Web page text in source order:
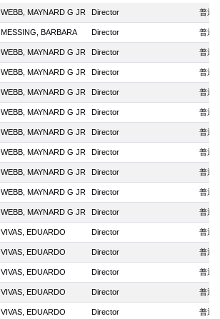
WEBB, MAYNARD G JR Director 普通
MESSING, BARBARA Director 普通
WEBB, MAYNARD G JR Director 普通
WEBB, MAYNARD G JR Director 普通
WEBB, MAYNARD G JR Director 普通
WEBB, MAYNARD G JR Director 普通
WEBB, MAYNARD G JR Director 普通
WEBB, MAYNARD G JR Director 普通
WEBB, MAYNARD G JR Director 普通
WEBB, MAYNARD G JR Director 普通
WEBB, MAYNARD G JR Director 普通
VIVAS, EDUARDO Director 普通
VIVAS, EDUARDO Director 普通
VIVAS, EDUARDO Director 普通
VIVAS, EDUARDO Director 普通
VIVAS, EDUARDO Director 普通